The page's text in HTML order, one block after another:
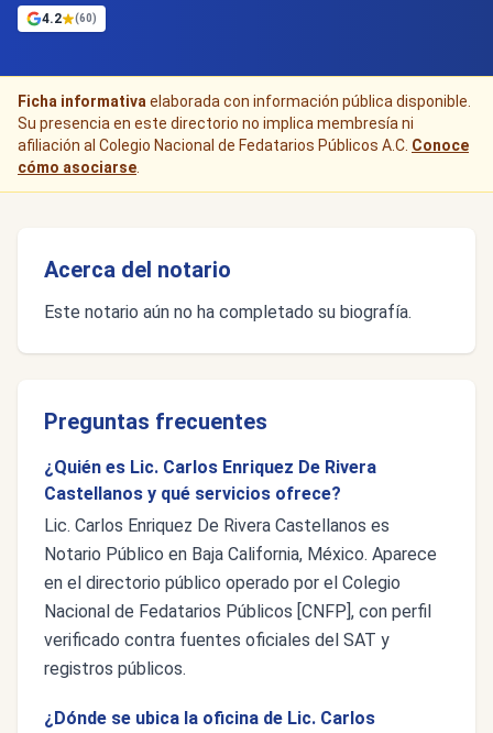
4.2 (60)
Ficha informativa elaborada con información pública disponible.
Su presencia en este directorio no implica membresía ni
afiliación al Colegio Nacional de Fedatarios Públicos A.C. Conoce
cómo asociarse
Acerca del notario
Este notario aún no ha completado su biografía.
Preguntas frecuentes
¿Quién es Lic. Carlos Enriquez De Rivera
Castellanos y qué servicios ofrece?
Lic. Carlos Enriquez De Rivera Castellanos es
Notario Público en Baja California, México. Aparece
en el directorio público operado por el Colegio
Nacional de Fedatarios Públicos [CNFP], con perfil
verificado contra fuentes oficiales del SAT y
registros públicos.
¿Dónde se ubica la oficina de Lic. Carlos